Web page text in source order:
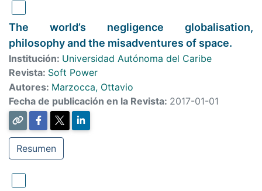
The world’s negligence globalisation,
philosophy and the misadventures of space.
Institución: Universidad Autónoma del Caribe
Revista: Soft Power
Autores: Marzocca, Ottavio
Fecha de publicación en la Revista: 2017-01-01
Resumen